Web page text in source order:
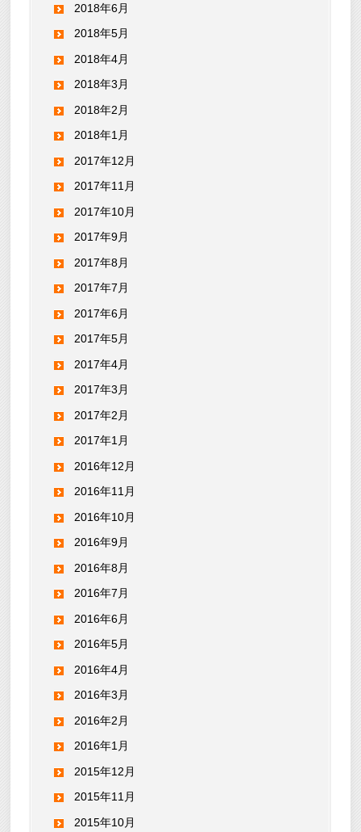
2018年6月
2018年5月
2018年4月
2018年3月
2018年2月
2018年1月
2017年12月
2017年11月
2017年10月
2017年9月
2017年8月
2017年7月
2017年6月
2017年5月
2017年4月
2017年3月
2017年2月
2017年1月
2016年12月
2016年11月
2016年10月
2016年9月
2016年8月
2016年7月
2016年6月
2016年5月
2016年4月
2016年3月
2016年2月
2016年1月
2015年12月
2015年11月
2015年10月